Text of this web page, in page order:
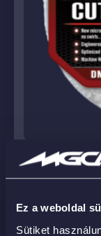
Ez a weboldal
Sütiket
DMC5 –